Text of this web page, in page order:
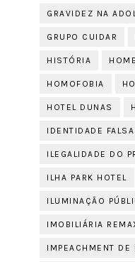
GRAVIDEZ NA
GRUPO CUIDAR
HISTÓRIA
HOMOFOBIA
HOTEL DUNAS
IDENTIDADE FALSA
ILEGALIDADE DO
ILHA PARK HOTEL
ILUMINAÇÃO
IMOBILIÁRIA
IMPEACHMENT DE